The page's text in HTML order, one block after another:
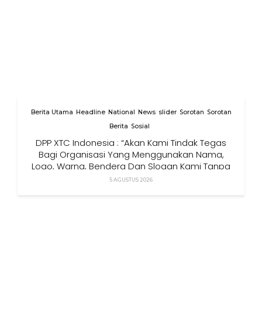
Berita Utama Headline National News slider Sorotan Sorotan
Berita Sosial
DPP XTC Indonesia : “Akan Kami Tindak Tegas
Bagi Organisasi Yang Menggunakan Nama,
Logo, Warna, Bendera Dan Slogan Kami Tanpa
Izin”
5 AGUSTUS 2026